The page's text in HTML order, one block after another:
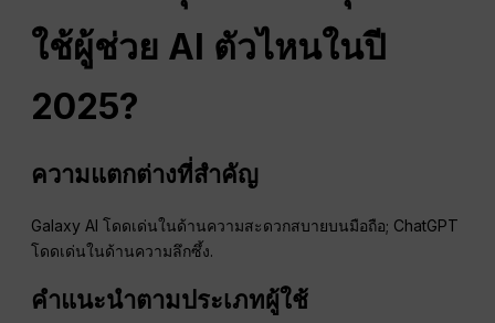
ใช้ผู้ช่วย AI ตัวไหนในปี
2025?
ความแตกต่างที่สำคัญ
Galaxy AI โดดเด่นในด้านความสะดวกสบายบนมือถือ; ChatGPT
โดดเด่นในด้านความลึกซึ้ง.
คำแนะนำตามประเภทผู้ใช้